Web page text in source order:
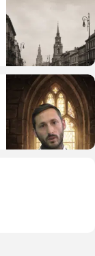
דעות
בית המדרש